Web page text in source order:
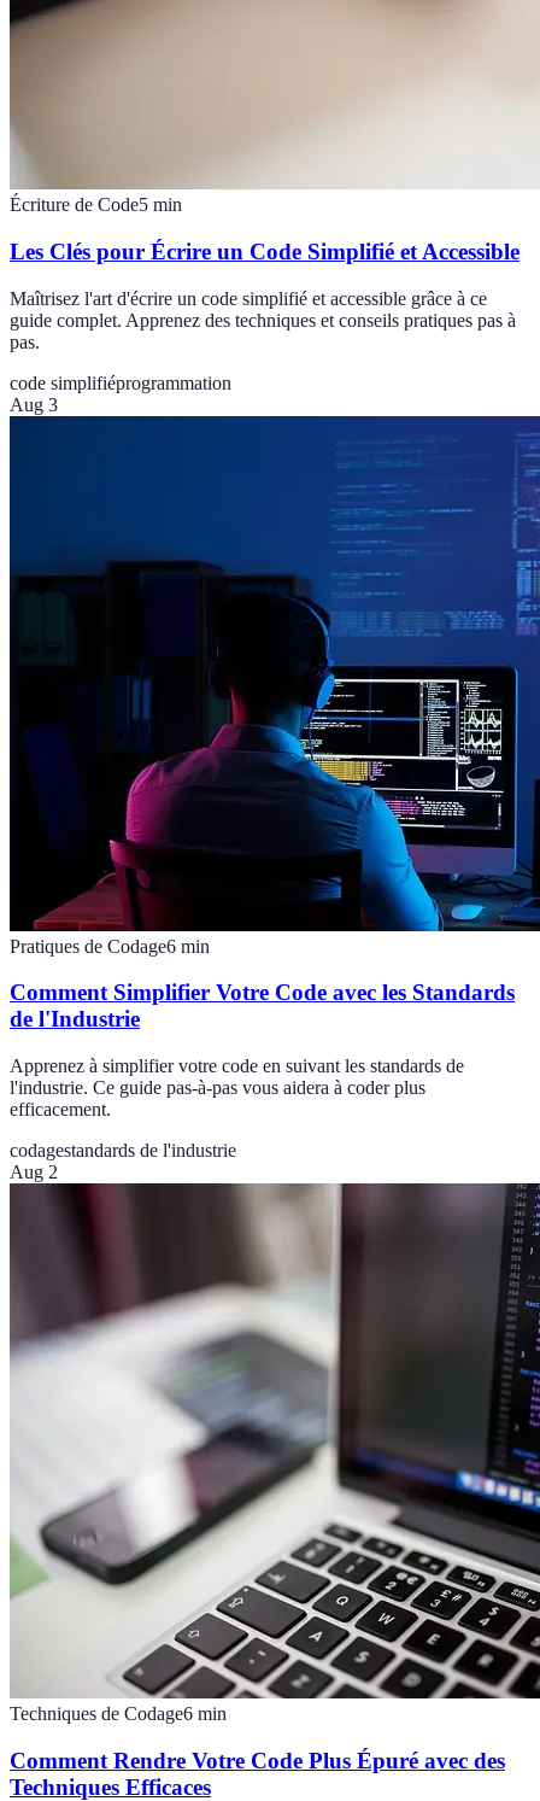
Écriture de Code5 min
Les Clés pour Écrire un Code Simplifié et Accessible
Maîtrisez l'art d'écrire un code simplifié et accessible grâce à ce
guide complet. Apprenez des techniques et conseils pratiques pas à
pas.
code simplifiéprogrammation
Aug 3
Pratiques de Codage6 min
Comment Simplifier Votre Code avec les Standards
de l'Industrie
Apprenez à simplifier votre code en suivant les standards de
l'industrie. Ce guide pas-à-pas vous aidera à coder plus
efficacement.
codagestandards de l'industrie
Aug 2
Techniques de Codage6 min
Comment Rendre Votre Code Plus Épuré avec des
Techniques Efficaces